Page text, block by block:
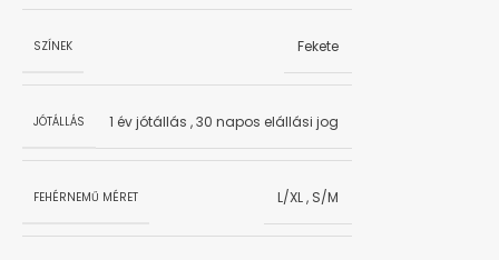
SZÍNEK Fekete
JÓTÁLLÁS 1 év jótállás ,30 napos elállási jog
FEHÉRNEMŰ MÉRET L/XL, S/M